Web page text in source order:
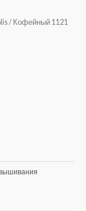
/ Кофейный 1121